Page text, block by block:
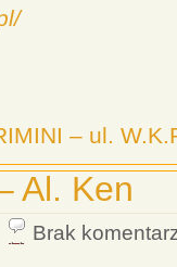
– ul.
Al. Ken
Brak